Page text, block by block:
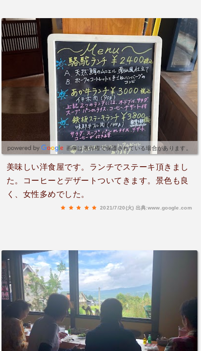
ンがすすみます。お料理は文句なしの大満足です
が、駱駝さんのもう１つの推しポイントは前面に
広がる阿蘇の雄大な景色！天気が良かったことも
ありますが、雄大な阿蘇を眺めながらの食事は非
日常感を楽しめること間違いなしです。また、運
が良ければご近所さんたちによる音楽会を楽しむ
ことができます。お店の方に伺ったところ、天気
の良い春の日にはご近所さんが演奏をしてくださ
るようで、阿蘇の景色をバックに自然の中で優雅
に演奏をされる姿はとても癒されます。南阿蘇に
遊びに行く際は、また是非とも立ち寄りたいお店
です！
画像は著作権で保護されている場合があります。
美味しい洋食屋です。ランチでステーキ頂きまし
た。コーヒーとデザートついてきます。景色も良
く、女性多めでした。
2021/7/20(火) 出典:www.google.com